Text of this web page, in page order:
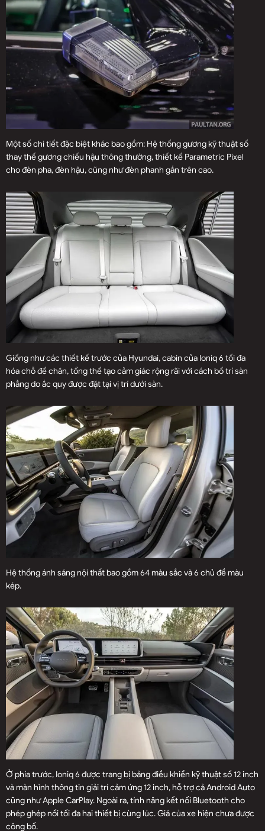
Một số chi tiết đặc biệt khác bao gồm: Hệ thống gương kỹ thuật số
thay thế gương chiếu hậu thông thường, thiết kế Parametric Pixel
cho đèn pha, đèn hậu, cũng như đèn phanh gắn trên cao.
Giống như các thiết kế trước của Hyundai, cabin của Ioniq 6 tối đa
hóa chỗ để chân, tổng thể tạo cảm giác rộng rãi với cách bố trí sàn
phẳng do ắc quy được đặt tại vị trí dưới sàn.
Hệ thống ánh sáng nội thất bao gồm 64 màu sắc và 6 chủ đề màu
kép.
Ở phía trước, Ioniq 6 được trang bị bảng điều khiển kỹ thuật số 12 inch
và màn hình thông tin giải trí cảm ứng 12 inch, hỗ trợ cả Android Auto
cũng như Apple CarPlay. Ngoài ra, tính năng kết nối Bluetooth cho
phép ghép nối tối đa hai thiết bị cùng lúc. Giá của xe hiện chưa được
công bố.